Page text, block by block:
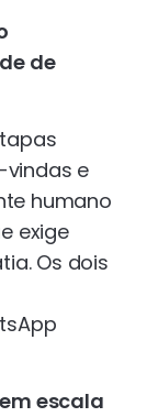
de
e
humano
exige
Os dois
escala